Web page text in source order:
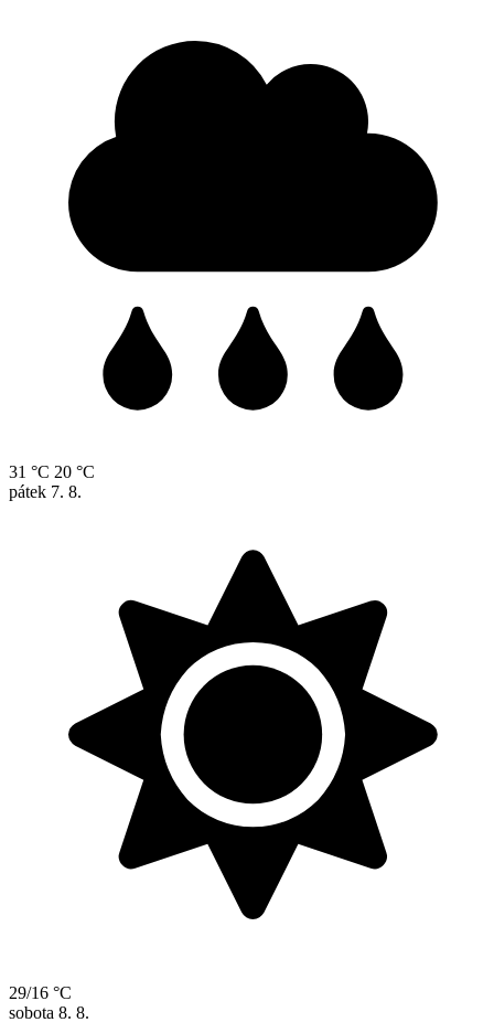
31 °C 20 °C
pátek 7. 8.
29/16 °C
sobota 8. 8.